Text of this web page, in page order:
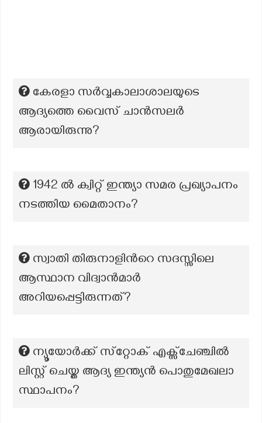
കേരളാ സര്‍വ്വകാലാശാലയുടെ
ആദ്യത്തെ വൈസ് ചാന്‍സലര്‍
ആരായിരുന്നു?
1942 ൽ ക്വിറ്റ് ഇന്ത്യാ സമര പ്രഖ്യാപനം
നടത്തിയ മൈതാനം?
സ്വാതി തിരുനാളിന്‍റെ സദസ്സിലെ
ആസ്ഥാന വിദ്വാൻമാർ
അറിയപ്പെട്ടിരുന്നത്?
ന്യൂയോർക്ക് സ്‌റ്റോക് എക്സ്ചേഞ്ചിൽ
ലിസ്റ്റ് ചെയ്ത ആദ്യ ഇന്ത്യൻ പൊതുമേഖലാ
സ്ഥാപനം?